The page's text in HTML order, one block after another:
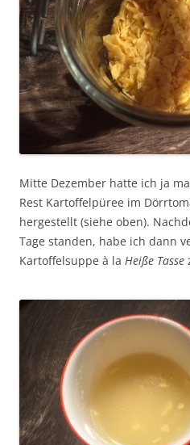
Mitte Dezember hatte ich ja
Rest Kartoffelpüree im
hergestellt (siehe oben).
Tage standen, habe ich dann
Kartoffelsuppe à la Heiße Tasse